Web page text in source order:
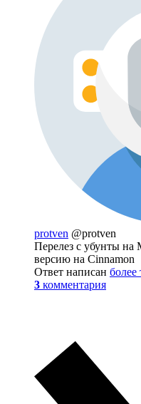
protven @protven
Перелез с убунты
версию на Cinnamon
Ответ написан более
3 комментария